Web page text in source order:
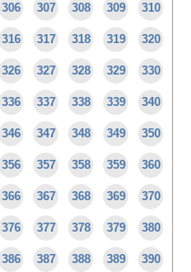
306 307 308 309 310
316 317 318 319 320
326 327 328 329 330
336 337 338 339 340
346 347 348 349 350
356 357 358 359 360
366 367 368 369 370
376 377 378 379 380
386 387 388 389 390